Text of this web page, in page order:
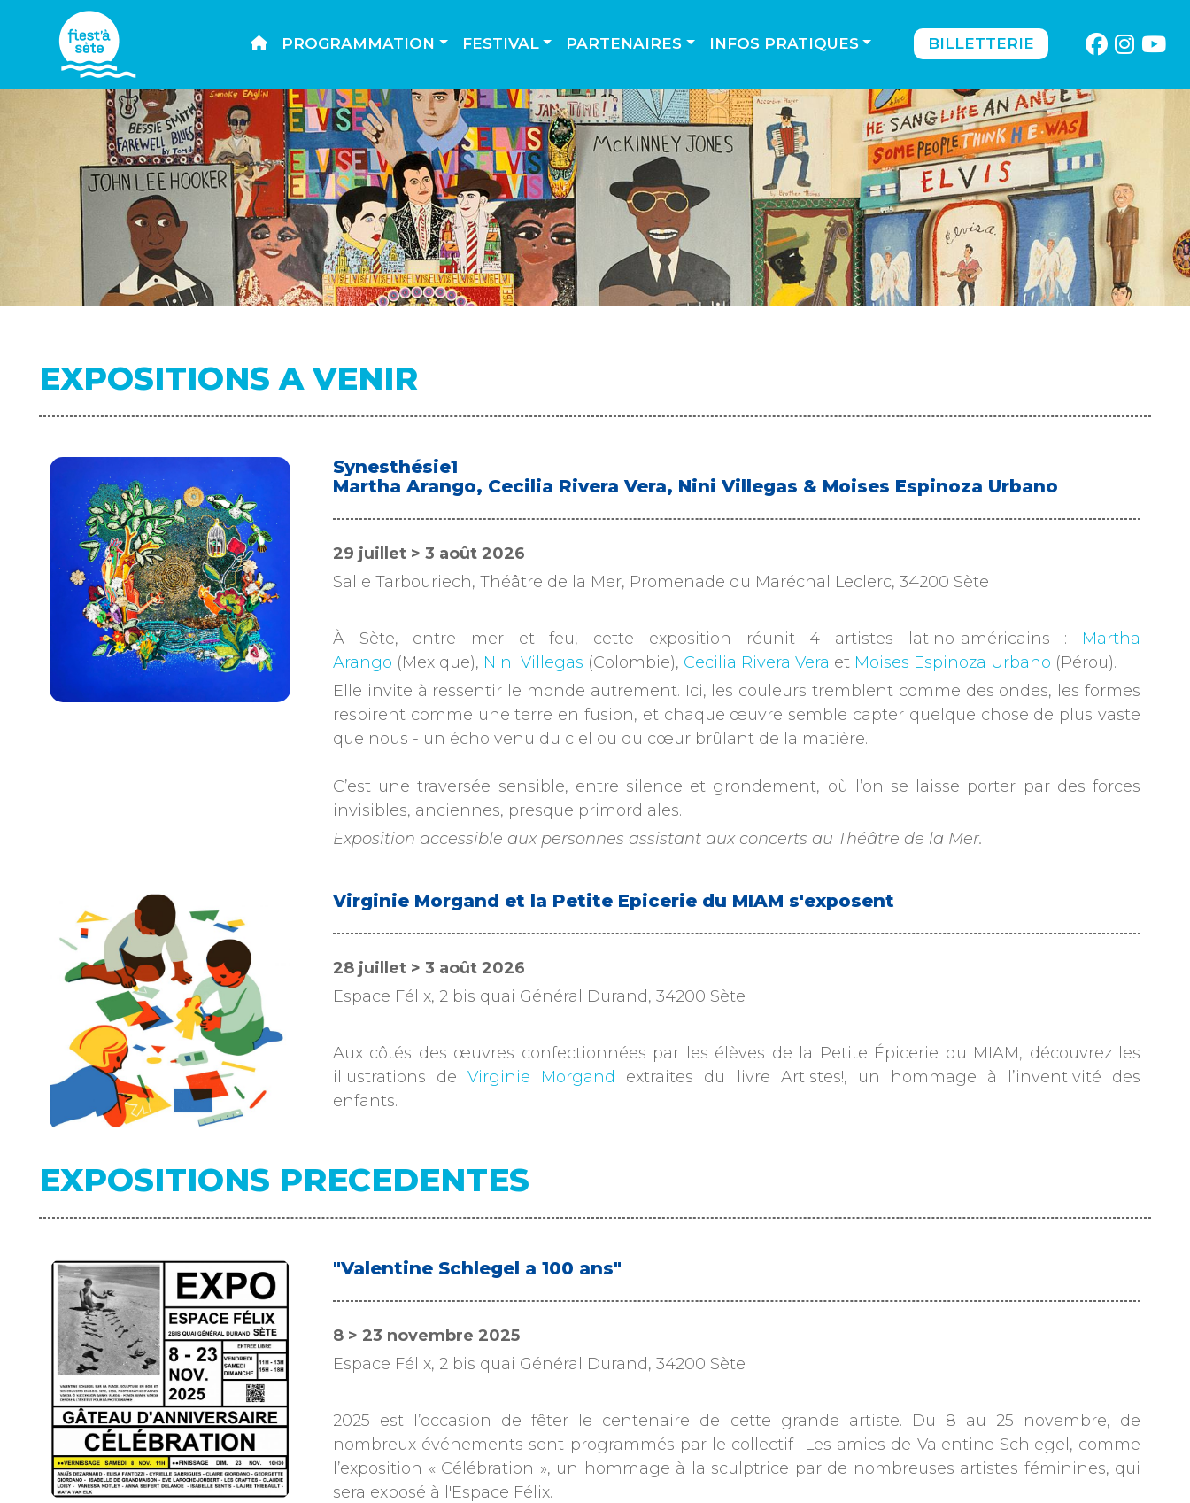
PROGRAMMATION FESTIVAL PARTENAIRES INFOS PRATIQUES BILLETTERIE
EXPOSITIONS A VENIR
Synesthésie1
Martha Arango, Cecilia Rivera Vera, Nini Villegas & Moises Espinoza Urbano
29 juillet > 3 août 2026
Salle Tarbouriech, Théâtre de la Mer, Promenade du Maréchal Leclerc, 34200 Sète
À Sète, entre mer et feu, cette exposition réunit 4 artistes latino-américains : Martha
Arango (Mexique), Nini Villegas (Colombie), Cecilia Rivera Vera et Moises Espinoza Urbano (Pérou).
Elle invite à ressentir le monde autrement. Ici, les couleurs tremblent comme des ondes, les formes
respirent comme une terre en fusion, et chaque œuvre semble capter quelque chose de plus vaste
que nous - un écho venu du ciel ou du cœur brûlant de la matière.
C’est une traversée sensible, entre silence et grondement, où l’on se laisse porter par des forces
invisibles, anciennes, presque primordiales.
Exposition accessible aux personnes assistant aux concerts au Théâtre de la Mer.
Virginie Morgand et la Petite Epicerie du MIAM s'exposent
28 juillet > 3 août 2026
Espace Félix, 2 bis quai Général Durand, 34200 Sète
Aux côtés des œuvres confectionnées par les élèves de la Petite Épicerie du MIAM, découvrez les
illustrations deVirginie Morgand
extraites du livre Artistes!, un hommage à l’inventivité des
enfants.
EXPOSITIONS PRECEDENTES
"Valentine Schlegel a 100 ans"
8 > 23 novembre 2025
Espace Félix, 2 bis quai Général Durand, 34200 Sète
2025 est l’occasion de fêter le centenaire de cette grande artiste. Du 8 au 25 novembre, de
nombreux événements sont programmés par le collectif Les amies de Valentine Schlegel, comme
l’exposition « Célébration », un hommage à la sculptrice par de nombreuses artistes féminines, qui
sera exposé à l'Espace Félix.